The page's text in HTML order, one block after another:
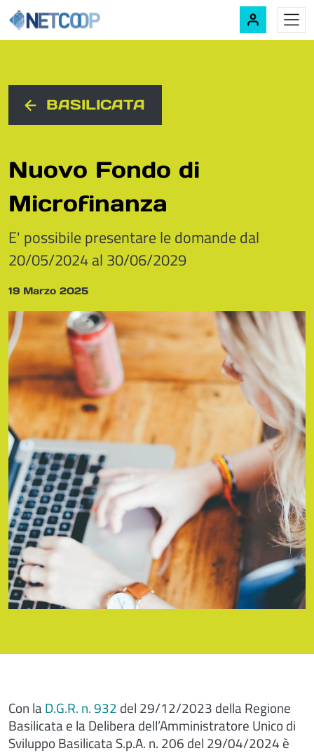
Navigazione principale
BASILICATA
Nuovo Fondo di
Microfinanza
E' possibile presentare le domande dal
20/05/2024 al 30/06/2029
19 Marzo 2025
Con laD.G.R. n. 932 del 29/12/2023 della Regione
Basilicata e la Delibera dell’Amministratore Unico di
Sviluppo Basilicata S.p.A. n. 206 del 29/04/2024 è